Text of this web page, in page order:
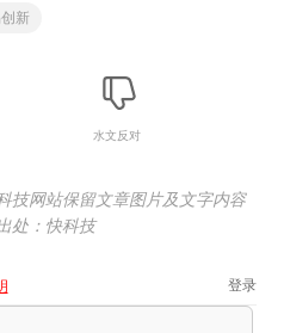
新
水文反对
技网站保留文章图片及文字内容
处：快科技
登录